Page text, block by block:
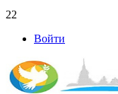
22
Войти